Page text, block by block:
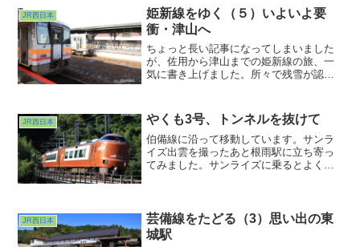
すぐ傍の光景にも目を奪われるし、なか
なかに充実した時間を過ごせました。次
回は駅前に泊まって夜景を収めたいもの
です。
JR西日本
姫新線をゆく（５）いよいよ要
衝・津山へ
ちょっと長い記事になってしまいました
が、佐用から津山までの姫新線の旅、一
気に書き上げました。所々で残雪が認め
の先の方がもっとすごかったんですが(^
^;;結局ここまでの全区間立ちっぱなしで
した。でもそれに見合うだけの光景が見
れたのでよしとしましょう
JR西日本 やくも3号、トンネルを抜けて
伯備線に沿って移動しています。サンラ
イズ出雲を撮ったあと根雨駅に立ち寄っ
てみました。サンライズに乗るとよくこ
て知りました。
JR西日本
芸備線をたどる（3）思い出の東
城駅